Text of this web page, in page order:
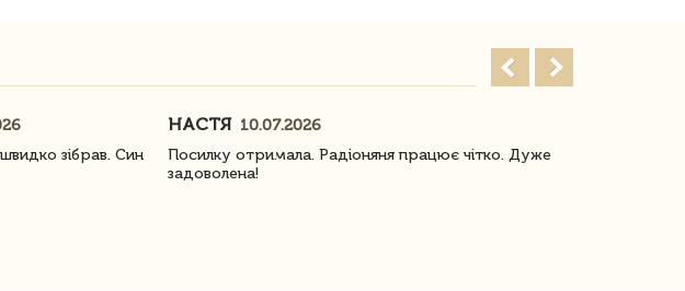
зібрав. Син
НАСТЯ 10.07.2026
Посилку отримала. Радіоняня працює чітко. Дуже
задоволена!